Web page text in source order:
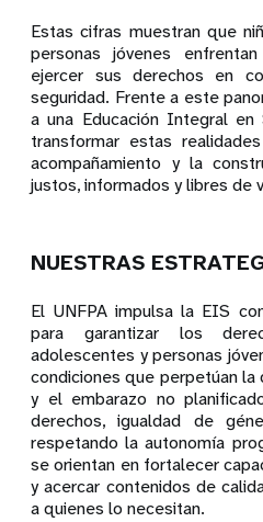
Estas cifras muestran que
personas jóvenes
ejercer sus derechos en
seguridad. Frente a este
a una Educación Integral
transformar estas
acompañamiento y la
justos, informados y libres de
NUESTRAS
El UNFPA impulsa la EIS
para garantizar los
adolescentes y personas
condiciones que perpetúan la
y el embarazo no
derechos, igualdad de
respetando la autonomía
se orientan en fortalecer
y acercar contenidos de
a quienes lo necesitan.